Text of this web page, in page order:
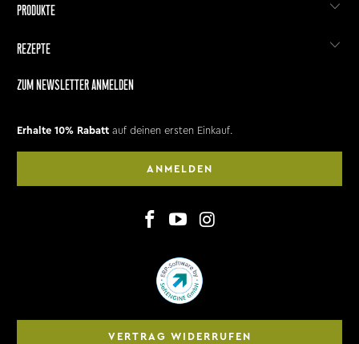
PRODUKTE
REZEPTE
ZUM NEWSLETTER ANMELDEN
Erhalte 10% Rabatt auf deinen ersten Einkauf.
ANMELDEN
VERTRAG WIDERRUFEN